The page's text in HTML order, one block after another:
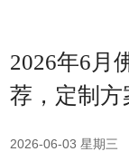
2026年6月
荐，定制方
2026-06-03 星期三